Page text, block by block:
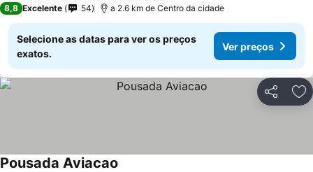
8,8 Excelente 54 a 2.6 km de Centro da cidade
Selecione as datas para ver os preços
exatos.
Ver preços
Partilhar
Pousada Aviacao